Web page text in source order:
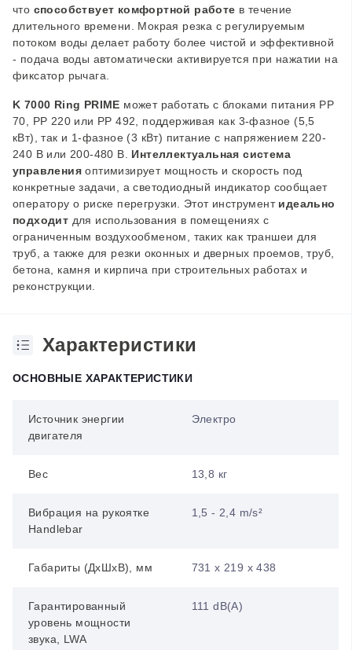
что способствует комфортной работе в течение
длительного времени. Мокрая резка с регулируемым
потоком воды делает работу более чистой и эффективной
- подача воды автоматически активируется при нажатии на
фиксатор рычага.
K 7000 Ring PRIME может работать с блоками питания PP
70, PP 220 или PP 492, поддерживая как 3-фазное (5,5
кВт), так и 1-фазное (3 кВт) питание с напряжением 220-
240 В или 200-480 В. Интеллектуальная система
управления оптимизирует мощность и скорость под
конкретные задачи, а светодиодный индикатор сообщает
оператору о риске перегрузки. Этот инструмент идеально
подходит для использования в помещениях с
ограниченным воздухообменом, таких как траншеи для
труб, а также для резки оконных и дверных проемов, труб,
бетона, камня и кирпича при строительных работах и ​​
реконструкции.
Характеристики
ОСНОВНЫЕ ХАРАКТЕРИСТИКИ
Источник энергии
двигателя
Электро
Вес 13,8 кг
Вибрация на рукоятке
Handlebar
1,5 - 2,4 m/s²
Габариты (ДхШхВ), мм 731 x 219 x 438
Гарантированный
уровень мощности
звука, LWA
111 dB(A)